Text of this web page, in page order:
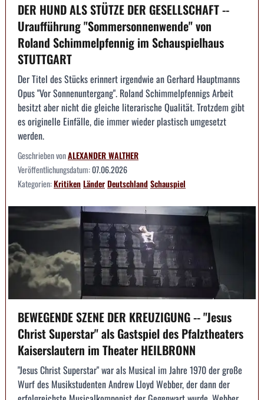
DER HUND ALS STÜTZE DER GESELLSCHAFT --
Uraufführung "Sommersonnenwende" von
Roland Schimmelpfennig im Schauspielhaus
STUTTGART
Der Titel des Stücks erinnert irgendwie an Gerhard Hauptmanns
Opus "Vor Sonnenuntergang". Roland Schimmelpfennigs Arbeit
besitzt aber nicht die gleiche literarische Qualität. Trotzdem gibt
es originelle Einfälle, die immer wieder plastisch umgesetzt
werden.
Geschrieben vonALEXANDER WALTHER
Veröffentlichungsdatum:07.06.2026
Kategorien:KritikenLänderDeutschlandSchauspiel
BEWEGENDE SZENE DER KREUZIGUNG -- "Jesus
Christ Superstar" als Gastspiel des Pfalztheaters
Kaiserslautern im Theater HEILBRONN
"Jesus Christ Superstar" war als Musical im Jahre 1970 der große
Wurf des Musikstudenten Andrew Lloyd Webber, der dann der